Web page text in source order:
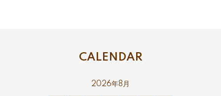
CALENDAR
2026年8月